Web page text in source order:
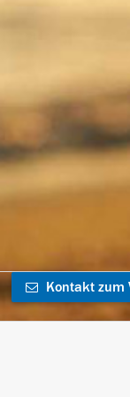
Kontakt zum